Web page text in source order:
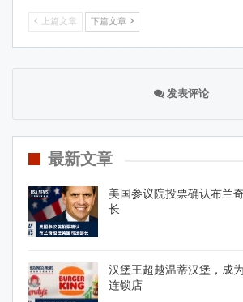
上篇文章 下篇文章
发表评论
最新文章
美国参议院投票确认布兰
长
汉堡王超越温蒂汉堡，成
连锁店